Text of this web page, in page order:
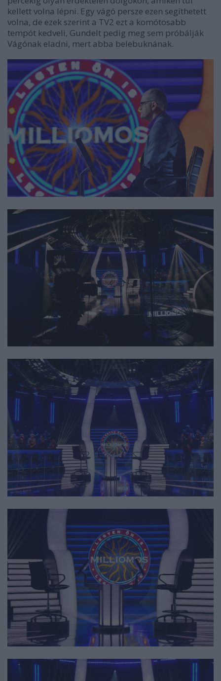
kellett volna lépni. Egy vágó persze ezen segíthetett
volna, de ezek szerint a TV2 ezt a komótosabb
tempót kedveli, Gundelt pedig meg sem próbálják
Vágónak eladni, mert abba belebuknának.